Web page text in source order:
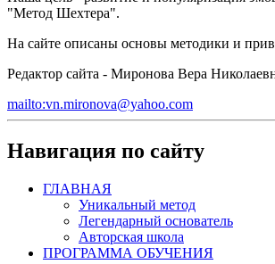
"Метод Шехтера".
На сайте описаны основы методики и
Редактор сайта - Миронова Вера
mailto:vn.mironova@yahoo.com
Навигация по сайту
ГЛАВНАЯ
Уникальный метод
Легендарный основатель
Авторская школа
ПРОГРАММА ОБУЧЕНИЯ